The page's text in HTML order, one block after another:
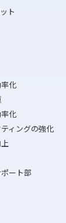
ト
化
化
ィングの強化
ート部